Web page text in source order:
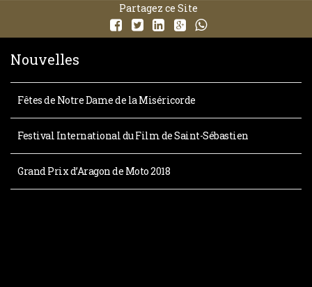
Partagez ce Site
Nouvelles
Fêtes de Notre Dame de la Miséricorde
Festival International du Film de Saint-Sébastien
Grand Prix d’Aragon de Moto 2018